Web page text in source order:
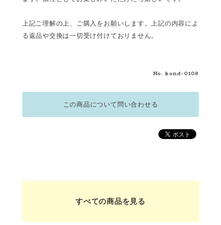
上記ご理解の上、ご購入をお願いします。上記の内容によ
る返品や交換は一切受け付けておりません。
No. kond-0108
この商品について問い合わせる
すべての商品を見る